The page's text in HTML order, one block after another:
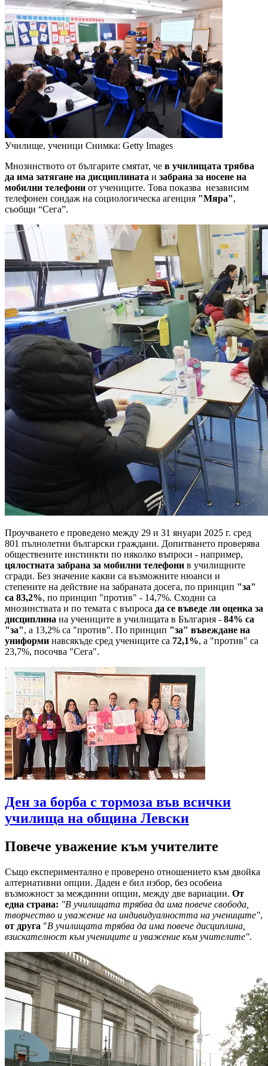
Училище, ученици Снимка: Getty Images
Мнозинството от българите смятат, че в училищата трябва
да има затягане на дисциплината и забрана за носене на
мобилни телефони от учениците. Това показва независим
телефонен сондаж на социологическа агенция "Мяра",
съобщи “Сега”.
Проучването е проведено между 29 и 31 януари 2025 г. сред
801 пълнолетни български граждани. Допитването проверява
обществените инстинкти по няколко въпроси - например,
цялостната забрана за мобилни телефони в училищните
сгради. Без значение какви са възможните нюанси и
степените на действие на забраната досега, по принцип "за"
са 83,2%, по принцип "против" - 14,7%. Сходни са
мнозинствата и по темата с въпроса да се въведе ли оценка за
дисциплина на учениците в училищата в България - 84% са
"за", а 13,2% са "против". По принцип "за" въвеждане на
униформи навсякъде сред учениците са 72,1%, а "против" са
23,7%, посочва "Сега".
Ден за борба с тормоза във всички
училища на община Левски
Повече уважение към учителите
Също експериментално е проверено отношението към двойка
алтернативни опции. Даден е бил избор, без особена
възможност за междинни опции, между две вариации. От
една страна: "В училищата трябва да има повече свобода,
творчество и уважение на индивидуалността на учениците",
от друга "В училищата трябва да има повече дисциплина,
взискателност към учениците и уважение към учителите".